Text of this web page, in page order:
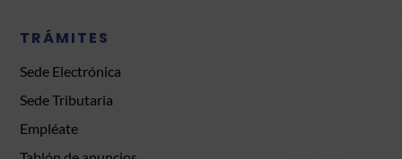
TRÁMITES
Sede Electrónica
Sede Tributaria
Empléate